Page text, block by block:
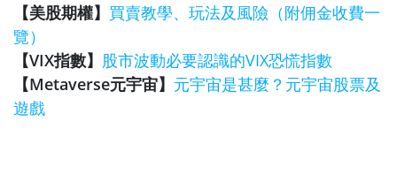
【美股期權】 買賣教學、玩法及風險（附佣金收費一
覽）
【VIX指數】 股市波動必要認識的VIX恐慌指數
【Metaverse元宇宙】 元宇宙是甚麼？元宇宙股票及
遊戲